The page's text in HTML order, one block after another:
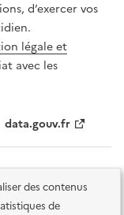
des contenus
de
d’exercer vos
légale et
avec les
data.gouv.fr